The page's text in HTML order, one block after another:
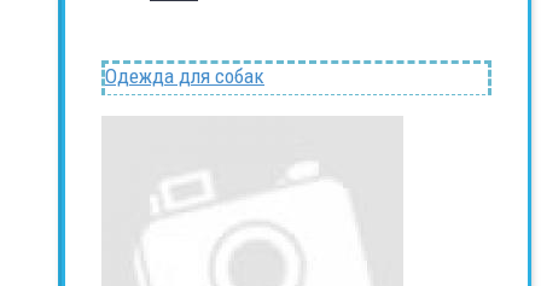
Одежда для собак